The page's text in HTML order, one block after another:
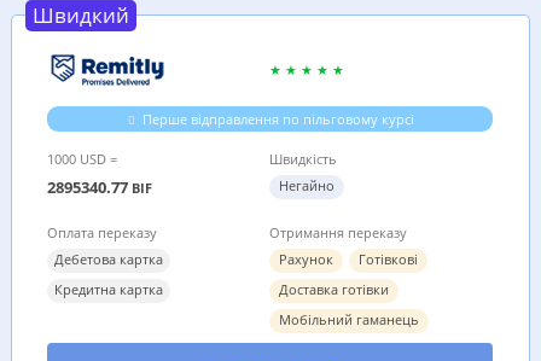
Швидкий
Перше відправлення по пільговому курсі
1000 USD =
2895340.77 BIF
Швидкість
Негайно
Оплата переказу
Дебетова картка
Кредитна картка
Отримання переказу
Рахунок
Готівкові
Доставка готівки
Мобільний гаманець